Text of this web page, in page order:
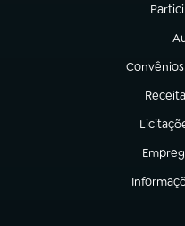
(abre
(abre em
(abre
(abre
(abre
(abre em